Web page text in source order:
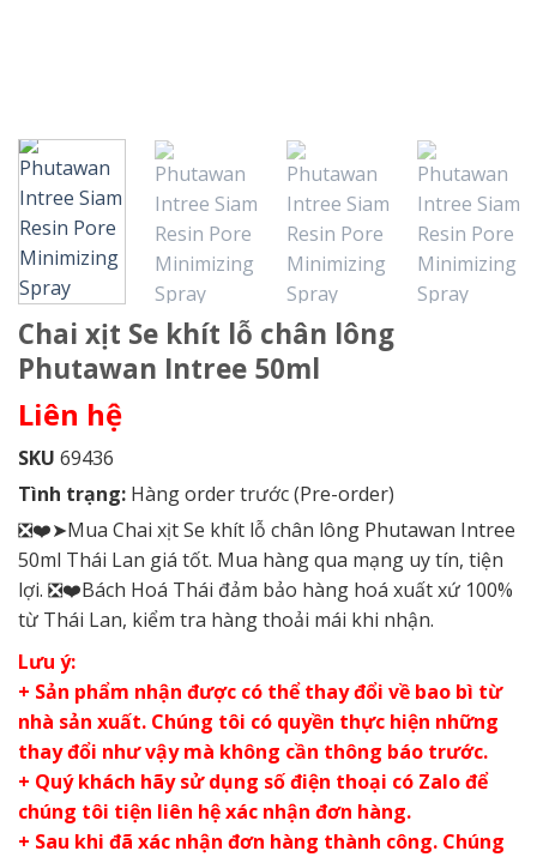
Chai xịt Se khít lỗ chân lông
Phutawan Intree 50ml
Liên hệ
SKU 69436
Tình trạng: Hàng order trước (Pre-order)
❎❤️➤Mua Chai xịt Se khít lỗ chân lông Phutawan Intree
50ml Thái Lan giá tốt. Mua hàng qua mạng uy tín, tiện
lợi. ❎❤️Bách Hoá Thái đảm bảo hàng hoá xuất xứ 100%
từ Thái Lan, kiểm tra hàng thoải mái khi nhận.
Lưu ý:
+ Sản phẩm nhận được có thể thay đổi về bao bì từ
nhà sản xuất. Chúng tôi có quyền thực hiện những
thay đổi như vậy mà không cần thông báo trước.
+ Quý khách hãy sử dụng số điện thoại có Zalo để
chúng tôi tiện liên hệ xác nhận đơn hàng.
+ Sau khi đã xác nhận đơn hàng thành công. Chúng